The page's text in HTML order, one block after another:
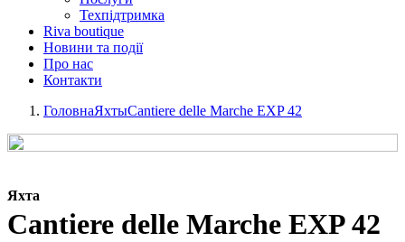
Техпідтримка
Riva boutique
Новини та події
Про нас
Контакти
ГоловнаЯхтыCantiere delle Marche EXP 42
Яхта
Cantiere delle Marche EXP 42